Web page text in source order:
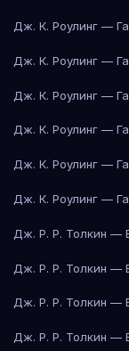
Дж. К. Роулинг —
Дж. К. Роулинг —
Дж. К. Роулинг —
Дж. К. Роулинг —
Дж. К. Роулинг —
Дж. К. Роулинг —
Дж. Р. Р. Толкин —
Дж. Р. Р. Толкин —
Дж. Р. Р. Толкин —
Дж. Р. Р. Толкин —